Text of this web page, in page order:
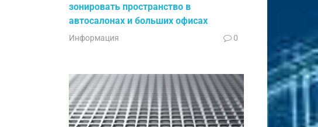
зонировать пространство в
автосалонах и больших офисах
Информация 0